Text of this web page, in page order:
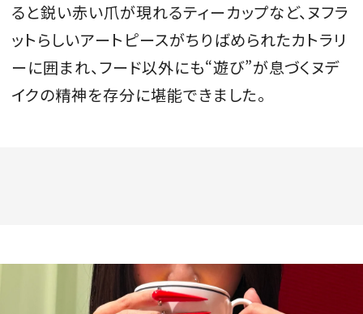
ると鋭い赤い爪が現れるティーカップなど、ヌフラ
ットらしいアートピースがちりばめられたカトラリ
ーに囲まれ、フード以外にも“遊び”が息づくヌデ
イクの精神を存分に堪能できました。